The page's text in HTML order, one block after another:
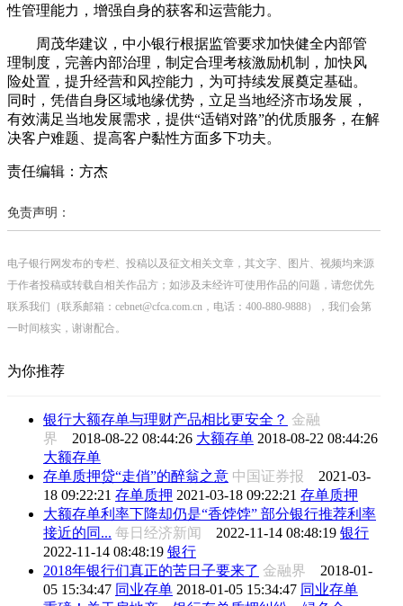
性管理能力，增强自身的获客和运营能力。
周茂华建议，中小银行根据监管要求加快健全内部管
理制度，完善内部治理，制定合理考核激励机制，加快风
险处置，提升经营和风控能力，为可持续发展奠定基础。
同时，凭借自身区域地缘优势，立足当地经济市场发展，
有效满足当地发展需求，提供“适销对路”的优质服务，在解
决客户难题、提高客户黏性方面多下功夫。
责任编辑：方杰
免责声明：
电子银行网发布的专栏、投稿以及征文相关文章，其文字、图片、视频均来源
于作者投稿或转载自相关作品方；如涉及未经许可使用作品的问题，请您优先
联系我们（联系邮箱：cebnet@cfca.com.cn，电话：400-880-9888），我们会第
一时间核实，谢谢配合。
为你推荐
银行大额存单与理财产品相比更安全？ 金融
界 2018-08-22 08:44:26 大额存单 2018-08-22 08:44:26
大额存单
存单质押贷“走俏”的醉翁之意 中国证券报 2021-03-
18 09:22:21 存单质押 2021-03-18 09:22:21 存单质押
大额存单利率下降却仍是“香饽饽” 部分银行推荐利率
接近的同... 每日经济新闻 2022-11-14 08:48:19 银行
2022-11-14 08:48:19 银行
2018年银行们真正的苦日子要来了 金融界 2018-01-
05 15:34:47 同业存单 2018-01-05 15:34:47 同业存单